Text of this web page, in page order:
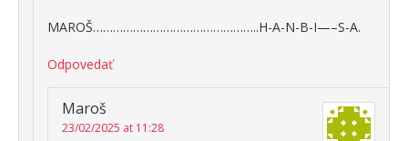
MAROŠ…………………………………………..H-A-N-B-I—–S-A.
Odpovedať
Maroš
23/02/2025 at 11:28